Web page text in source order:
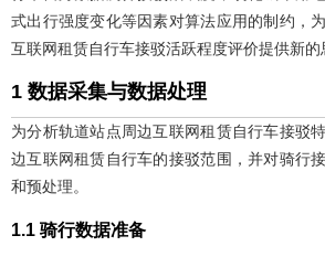
式出行强度变化等因素对算法应用的制约，
互联网租赁自行车接驳活跃程度评价提供新的
1 数据采集与数据处理
为分析轨道站点周边互联网租赁自行车接驳
边互联网租赁自行车的接驳范围，并对骑行
和预处理。
1.1 骑行数据准备